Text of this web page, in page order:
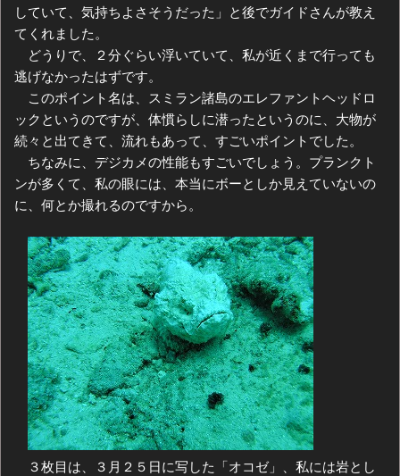
していて、気持ちよさそうだった」と後でガイドさんが教え
てくれました。
どうりで、２分ぐらい浮いていて、私が近くまで行っても
逃げなかったはずです。
このポイント名は、スミラン諸島のエレファントヘッドロ
ックというのですが、体慣らしに潜ったというのに、大物が
続々と出てきて、流れもあって、すごいポイントでした。
ちなみに、デジカメの性能もすごいでしょう。プランクト
ンが多くて、私の眼には、本当にボーとしか見えていないの
に、何とか撮れるのですから。
３枚目は、３月２５日に写した「オコゼ」、私には岩とし